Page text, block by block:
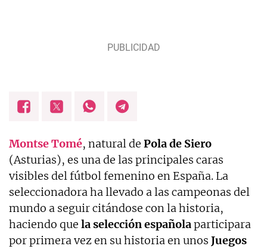
Montse Tomé, natural de Pola de Siero
(Asturias), es una de las principales caras
visibles del fútbol femenino en España. La
seleccionadora ha llevado a las campeonas del
mundo a seguir citándose con la historia,
haciendo que la selección españolaparticipara
por primera vez en su historia en unos Juegos